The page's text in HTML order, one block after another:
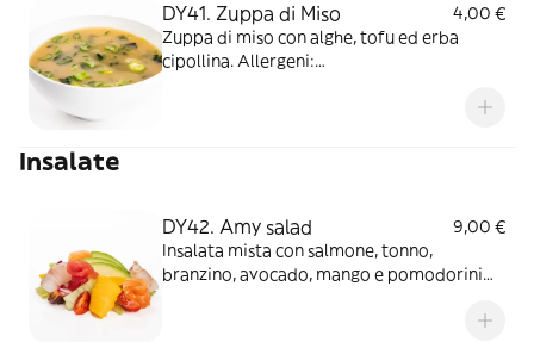
DY41. Zuppa di Miso
4,00 €
Zuppa di miso con alghe, tofu ed erba
cipollina. Allergeni:
Insalate
DY42. Amy salad
9,00 €
Insalata mista con salmone, tonno,
branzino, avocado, mango e pomodorini